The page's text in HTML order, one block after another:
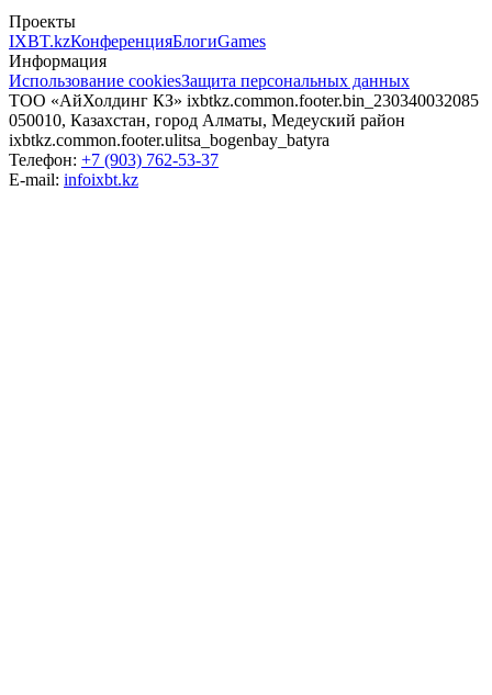
Проекты
IXBT.kzКонференцияБлогиGames
Информация
Использование cookiesЗащита персональных данных
ТОО «АйХолдинг КЗ» ixbtkz.common.footer.bin_230340032085
050010, Казахстан, город Алматы, Медеуский район
ixbtkz.common.footer.ulitsa_bogenbay_batyra
Телефон: +7 (903) 762-53-37
E-mail: infoixbt.kz